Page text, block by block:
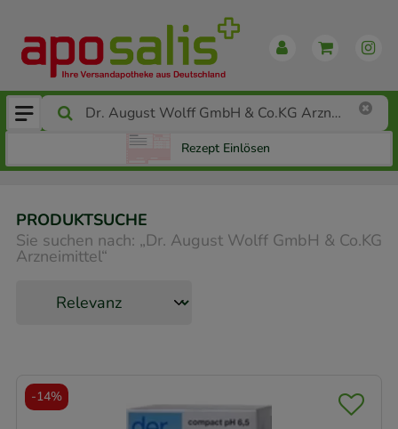
Rezept Einlösen
PRODUKTSUCHE
Sie suchen nach: „Dr. August Wolff GmbH & Co.KG
Arzneimittel“
-14%